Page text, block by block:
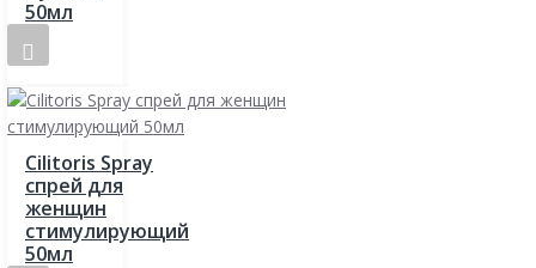
50мл
Cilitoris Spray
спрей для
женщин
стимулирующий
50мл